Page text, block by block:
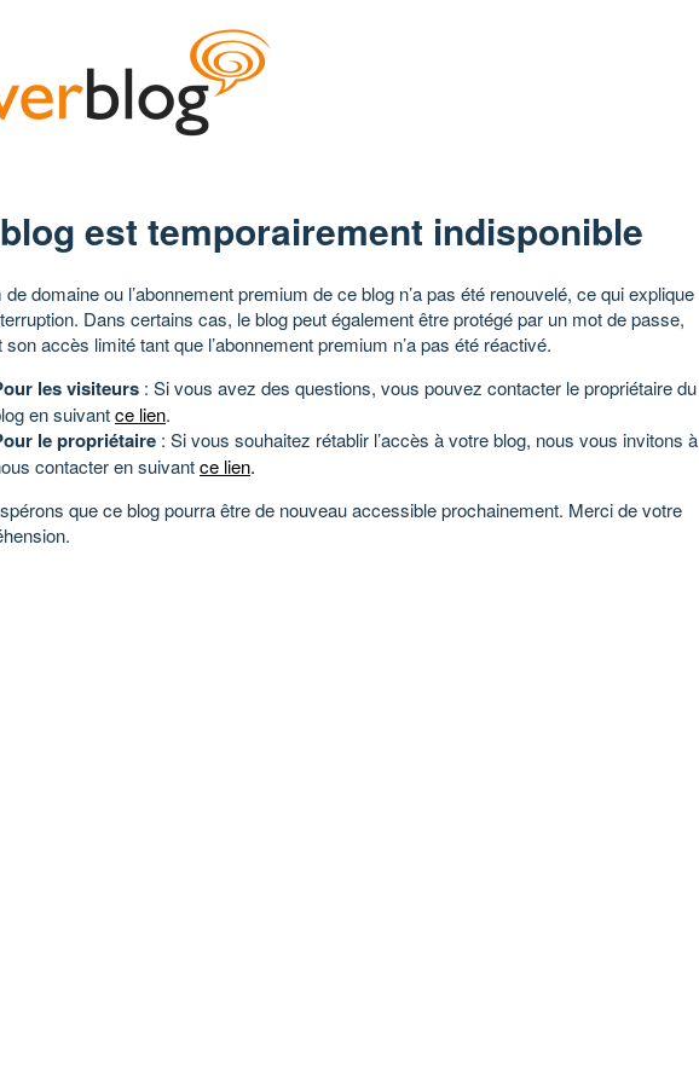
est temporairement indisponible
de domaine ou l’abonnement premium de ce blog n’a pas été renouvelé, ce qui explique
Dans certains cas, le blog peut également être protégé par un mot de passe,
son accès limité tant que l’abonnement premium n’a pas été réactivé.
les visiteurs : Si vous avez des questions, vous pouvez contacter le propriétaire du
en suivantce lien.
le propriétaire : Si vous souhaitez rétablir l’accès à votre blog, nous vous invitons à
contacter en suivantce lien.
que ce blog pourra être de nouveau accessible prochainement. Merci de votre